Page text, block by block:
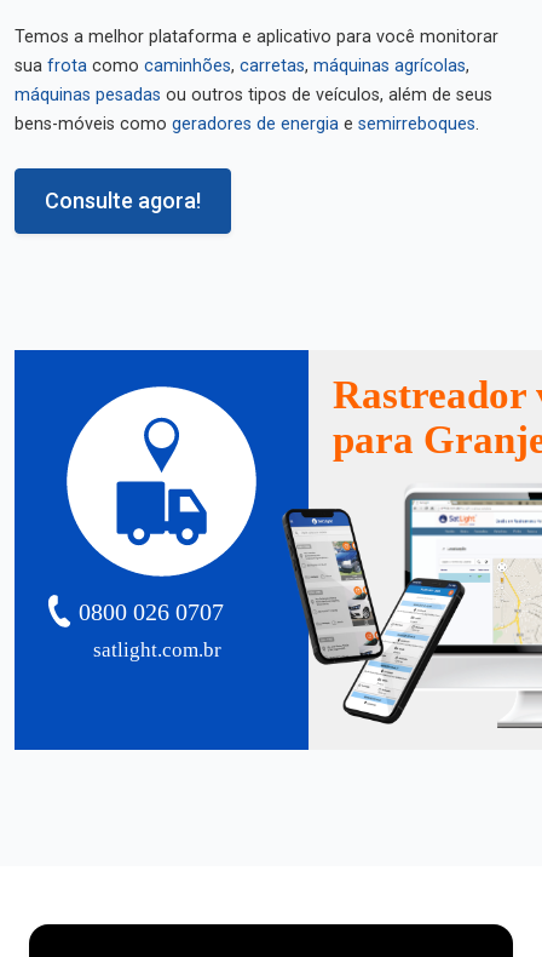
Temos a melhor plataforma e aplicativo para você monitorar
sua frota como caminhões, carretas, máquinas agrícolas,
máquinas pesadas ou outros tipos de veículos, além de seus
bens-móveis como geradores de energia e semirreboques.
Consulte agora!
satlight.com.br
0800 026 0707
Rastreador
para